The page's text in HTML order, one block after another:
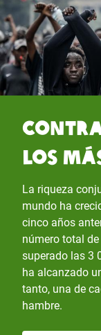
los
La riqueza
mundo ha
cinco años
número total
superado las 3
ha alcanzado
tanto, una de
hambre.